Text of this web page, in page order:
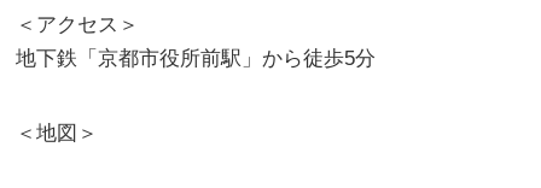
＜アクセス＞
地下鉄「京都市役所前駅」から徒歩5分
＜地図＞